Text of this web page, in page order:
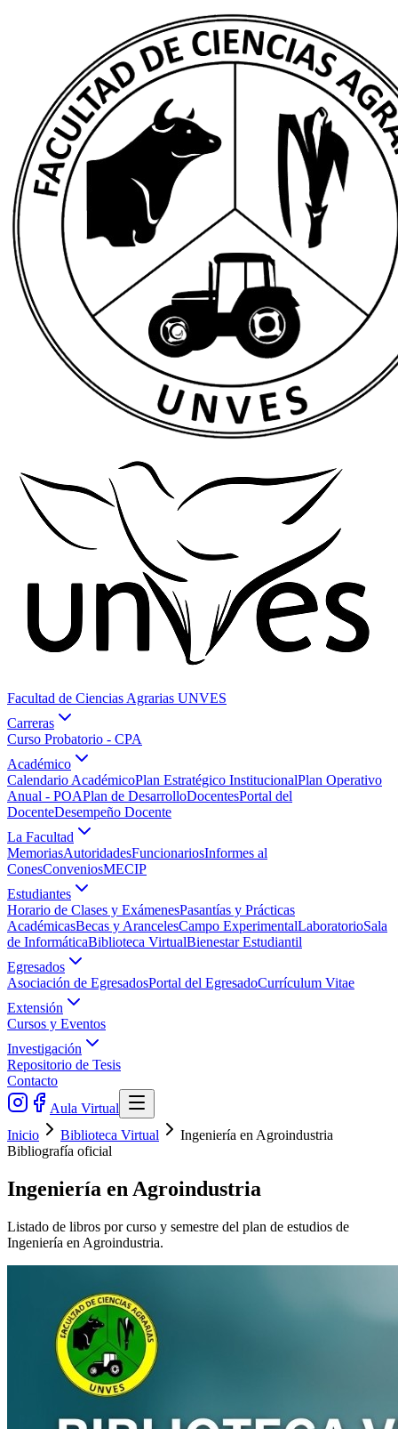
Facultad de Ciencias Agrarias UNVES
Carreras
Curso Probatorio - CPA
Académico
Calendario AcadémicoPlan Estratégico InstitucionalPlan Operativo
Anual - POAPlan de DesarrolloDocentesPortal del
DocenteDesempeño Docente
La Facultad
MemoriasAutoridadesFuncionariosInformes al
ConesConveniosMECIP
Estudiantes
Horario de Clases y ExámenesPasantías y Prácticas
AcadémicasBecas y ArancelesCampo ExperimentalLaboratorioSala
de InformáticaBiblioteca VirtualBienestar Estudiantil
Egresados
Asociación de EgresadosPortal del EgresadoCurrículum Vitae
Extensión
Cursos y Eventos
Investigación
Repositorio de Tesis
Contacto
Aula Virtual
Inicio
Biblioteca Virtual
Ingeniería en Agroindustria
Bibliografía oficial
Ingeniería en Agroindustria
Listado de libros por curso y semestre del plan de estudios de
Ingeniería en Agroindustria.